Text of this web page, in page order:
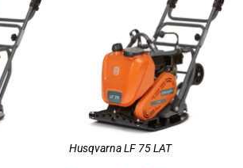
Husqvarna LF 75 LAT